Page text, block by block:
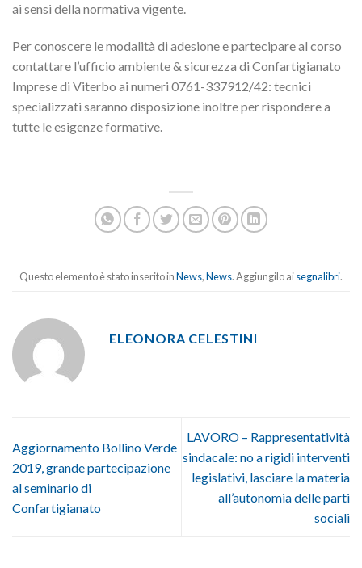
ai sensi della normativa vigente.
Per conoscere le modalità di adesione e partecipare al corso
contattare l’ufficio ambiente & sicurezza di Confartigianato
Imprese di Viterbo ai numeri 0761-337912/42: tecnici
specializzati saranno disposizione inoltre per rispondere a
tutte le esigenze formative.
Questo elemento è stato inserito inNews,News. Aggiungilo aisegnalibri.
ELEONORA CELESTINI
Aggiornamento Bollino Verde
2019, grande partecipazione
al seminario di
Confartigianato
LAVORO – Rappresentatività
sindacale: no a rigidi interventi
legislativi, lasciare la materia
all’autonomia delle parti
sociali